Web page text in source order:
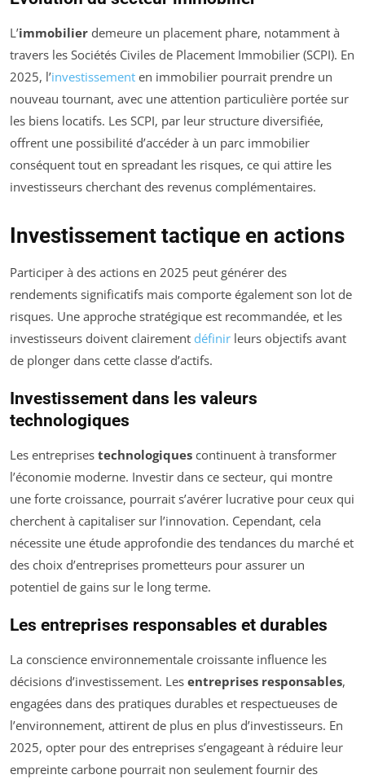
L’immobilier demeure un placement phare, notamment à
travers les Sociétés Civiles de Placement Immobilier (SCPI). En
2025, l’investissement en immobilier pourrait prendre un
nouveau tournant, avec une attention particulière portée sur
les biens locatifs. Les SCPI, par leur structure diversifiée,
offrent une possibilité d’accéder à un parc immobilier
conséquent tout en spreadant les risques, ce qui attire les
investisseurs cherchant des revenus complémentaires.
Investissement tactique en actions
Participer à des actions en 2025 peut générer des
rendements significatifs mais comporte également son lot de
risques. Une approche stratégique est recommandée, et les
investisseurs doivent clairement définir leurs objectifs avant
de plonger dans cette classe d’actifs.
Investissement dans les valeurs
technologiques
Les entreprises technologiques continuent à transformer
l’économie moderne. Investir dans ce secteur, qui montre
une forte croissance, pourrait s’avérer lucrative pour ceux qui
cherchent à capitaliser sur l’innovation. Cependant, cela
nécessite une étude approfondie des tendances du marché et
des choix d’entreprises prometteurs pour assurer un
potentiel de gains sur le long terme.
Les entreprises responsables et durables
La conscience environnementale croissante influence les
décisions d’investissement. Les entreprises responsables,
engagées dans des pratiques durables et respectueuses de
l’environnement, attirent de plus en plus d’investisseurs. En
2025, opter pour des entreprises s’engageant à réduire leur
empreinte carbone pourrait non seulement fournir des